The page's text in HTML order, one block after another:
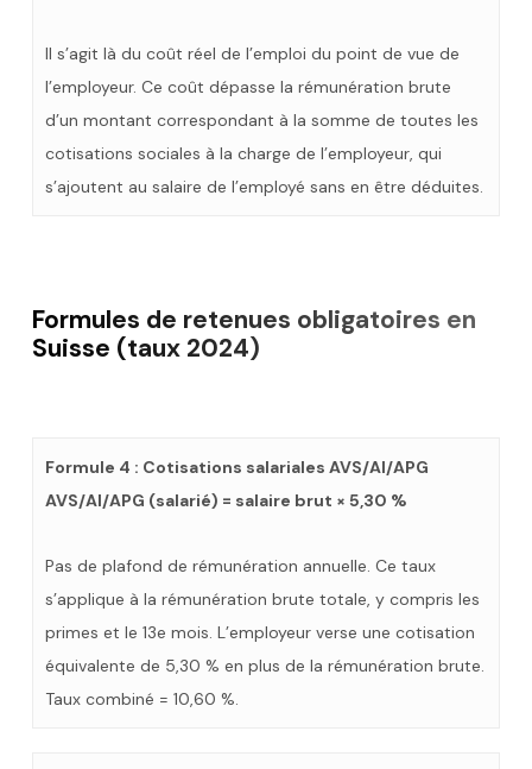
Il s’agit là du coût réel de l’emploi du point de vue de
l’employeur. Ce coût dépasse la rémunération brute
d’un montant correspondant à la somme de toutes les
cotisations sociales à la charge de l’employeur, qui
s’ajoutent au salaire de l’employé sans en être déduites.
Formules de retenues obligatoires en
Suisse (taux 2024)
Formule 4 : Cotisations salariales AVS/AI/APG
AVS/AI/APG (salarié) = salaire brut × 5,30 %
Pas de plafond de rémunération annuelle. Ce taux
s’applique à la rémunération brute totale, y compris les
primes et le 13e mois. L’employeur verse une cotisation
équivalente de 5,30 % en plus de la rémunération brute.
Taux combiné = 10,60 %.